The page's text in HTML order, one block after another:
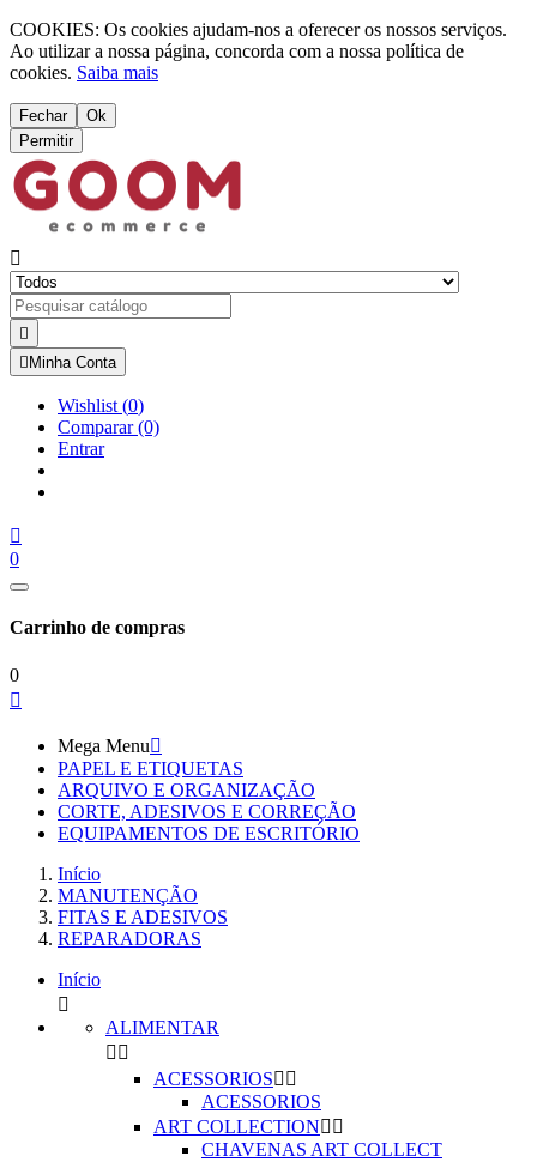
COOKIES: Os cookies ajudam-nos a oferecer os nossos serviços.
Ao utilizar a nossa página, concorda com a nossa política de
cookies. Saiba mais
Fechar
Ok
Permitir


 Minha Conta
Wishlist (0)
Comparar(0)
Entrar

0
Carrinho de compras
0

Mega Menu
PAPEL E ETIQUETAS
ARQUIVO E ORGANIZAÇÃO
CORTE, ADESIVOS E CORREÇÃO
EQUIPAMENTOS DE ESCRITÓRIO
Início
MANUTENÇÃO
FITAS E ADESIVOS
REPARADORAS
Início

ALIMENTAR
 
ACESSORIOS 
ACESSORIOS
ART COLLECTION 
CHAVENAS ART COLLECT